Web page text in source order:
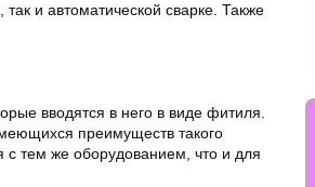
и автоматической сварке. Также
вводятся в него в виде фитиля.
преимуществ такого
с тем же оборудованием, что и для